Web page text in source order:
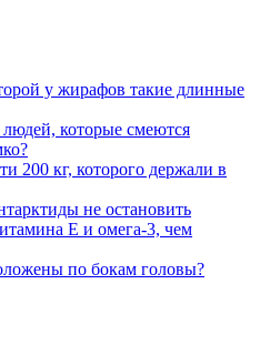
у жирафов такие длинные
людей, которые смеются
200 кг, которого держали в
не остановить
Е и омега-3, чем
по бокам головы?